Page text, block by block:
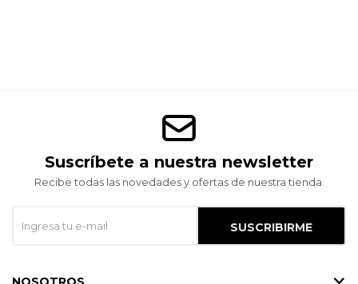
Suscríbete a nuestra newsletter
Recibe todas las novedades y ofertas de nuestra tienda.
SUSCRIBIRME